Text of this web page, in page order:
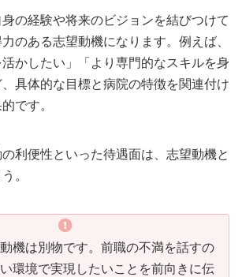
の経験や将来のビジョンを結びつけて
のある志望動機になります。例えば、
活かしたい」「より専門的なスキルを身
具体的な目標と病院の特徴を関連付け
です。
利便性といった待遇面は、志望動機と
。
機は別物です。前職の不満を話すの
環境で実現したいことを前向きに伝